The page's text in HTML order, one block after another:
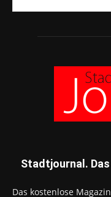
Stadtjournal.
Das kostenlose